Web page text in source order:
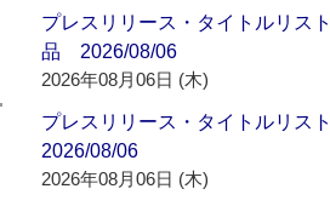
プレスリリース・タイトルリス
品 2026/08/06
2026年08月06日 (木)
プレスリリース・タイトルリス
2026/08/06
2026年08月06日 (木)